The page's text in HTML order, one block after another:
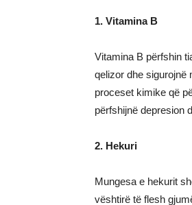
1. Vitamina B
Vitamina B përfshin
qelizor dhe sigurojnë
proceset kimike që
përfshijnë depresion
2. Hekuri
Mungesa e hekurit
vështirë të flesh